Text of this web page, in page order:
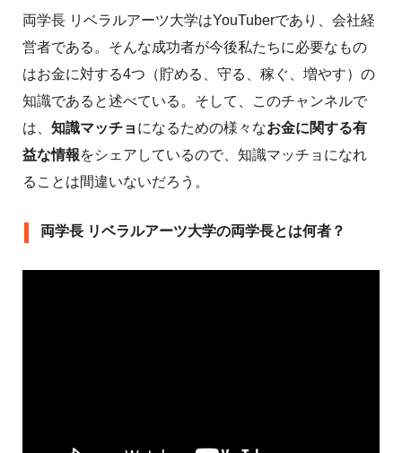
両学長 リベラルアーツ大学はYouTuberであり、会社経
営者である。そんな成功者が今後私たちに必要なもの
はお金に対する4つ（貯める、守る、稼ぐ、増やす）の
知識であると述べている。そして、このチャンネルで
は、 知識マッチョ になるための様々なお金に関する有
益な情報をシェアしているので、知識マッチョになれ
ることは間違いないだろう。
両学長 リベラルアーツ大学の両学長とは何者？